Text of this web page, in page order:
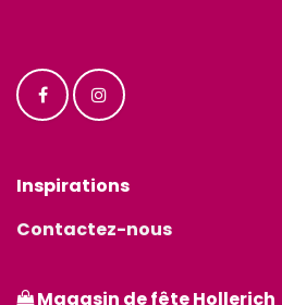
Inspirations
Contactez-nous
Magasin de fête Hollerich